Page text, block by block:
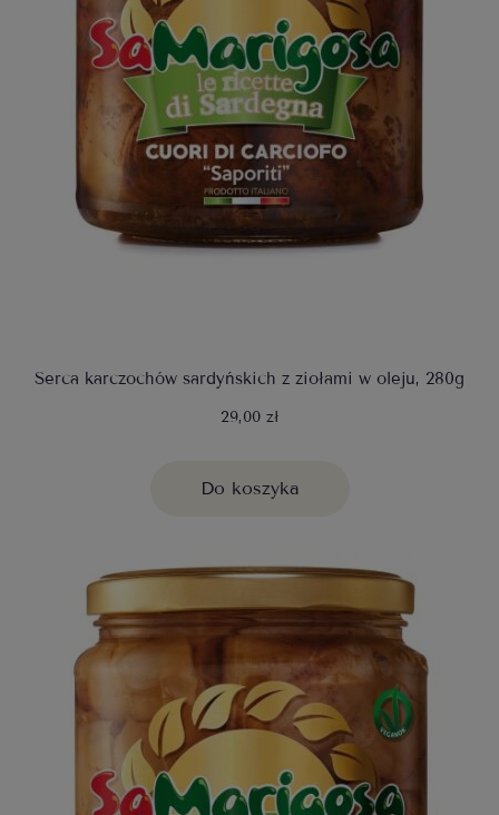
Serca karczochów sardyńskich z ziołami w oleju, 280g
29,00 zł
Do koszyka